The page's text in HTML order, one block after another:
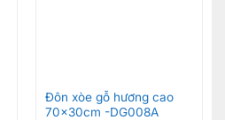
Đôn xòe gỗ hương cao
70x30cm -DG008A